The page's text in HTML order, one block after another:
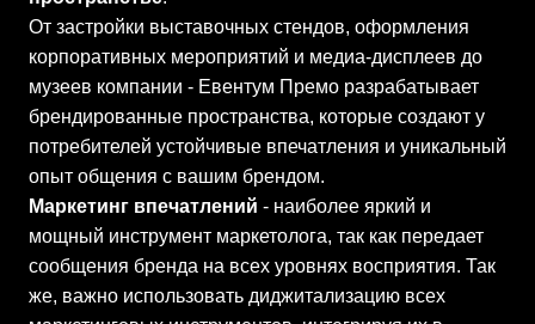
От застройки выставочных стендов, оформления
корпоративных мероприятий и медиа-дисплеев до
музеев компании - Евентум Премо разрабатывает
брендированные пространства, которые создают у
потребителей устойчивые впечатления и уникальный
опыт общения с вашим брендом.
Маркетинг впечатлений - наиболее яркий и
мощный инструмент маркетолога, так как передает
сообщения бренда на всех уровнях восприятия. Так
же, важно использовать диджитализацию всех